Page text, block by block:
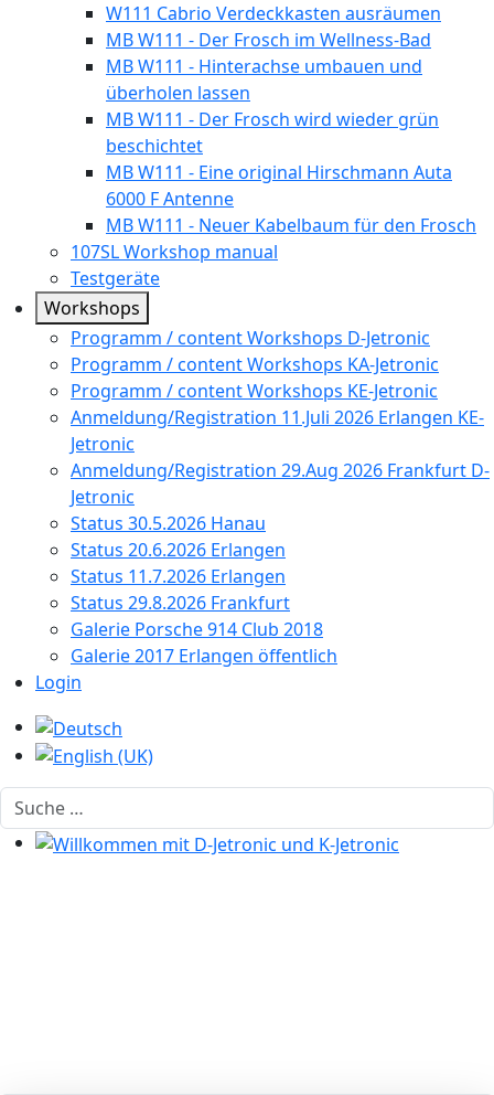
W111 Cabrio Verdeckkasten ausräumen
MB W111 - Der Frosch im Wellness-Bad
MB W111 - Hinterachse umbauen und
überholen lassen
MB W111 - Der Frosch wird wieder grün
beschichtet
MB W111 - Eine original Hirschmann Auta
6000 F Antenne
MB W111 - Neuer Kabelbaum für den Frosch
107SL Workshop manual
Testgeräte
Workshops
Programm / content Workshops D-Jetronic
Programm / content Workshops KA-Jetronic
Programm / content Workshops KE-Jetronic
Anmeldung/Registration 11.Juli 2026 Erlangen KE-
Jetronic
Anmeldung/Registration 29.Aug 2026 Frankfurt D-
Jetronic
Status 30.5.2026 Hanau
Status 20.6.2026 Erlangen
Status 11.7.2026 Erlangen
Status 29.8.2026 Frankfurt
Galerie Porsche 914 Club 2018
Galerie 2017 Erlangen öffentlich
Login
Sprache auswählen
Suchen